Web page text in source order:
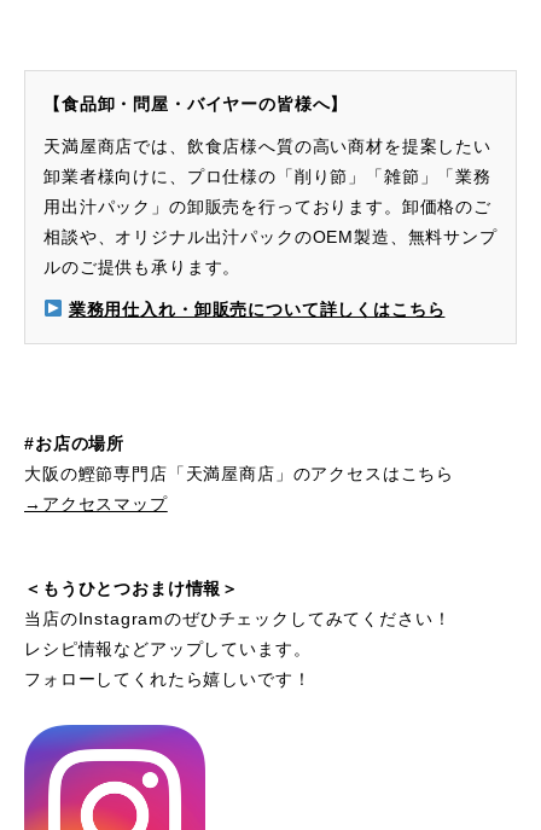
【食品卸・問屋・バイヤーの皆様へ】
天満屋商店では、飲食店様へ質の高い商材を提案したい
卸業者様向けに、プロ仕様の「削り節」「雑節」「業務
用出汁パック」の卸販売を行っております。卸価格のご
相談や、オリジナル出汁パックのOEM製造、無料サンプ
ルのご提供も承ります。
業務用仕入れ・卸販売について詳しくはこちら
#お店の場所
大阪の鰹節専門店「天満屋商店」のアクセスはこちら
→アクセスマップ
＜もうひとつおまけ情報＞
当店のInstagramのぜひチェックしてみてください！
レシピ情報などアップしています。
フォローしてくれたら嬉しいです！